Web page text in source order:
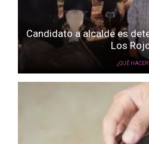
Candidato a alcalde es
Los
¿QUÉ